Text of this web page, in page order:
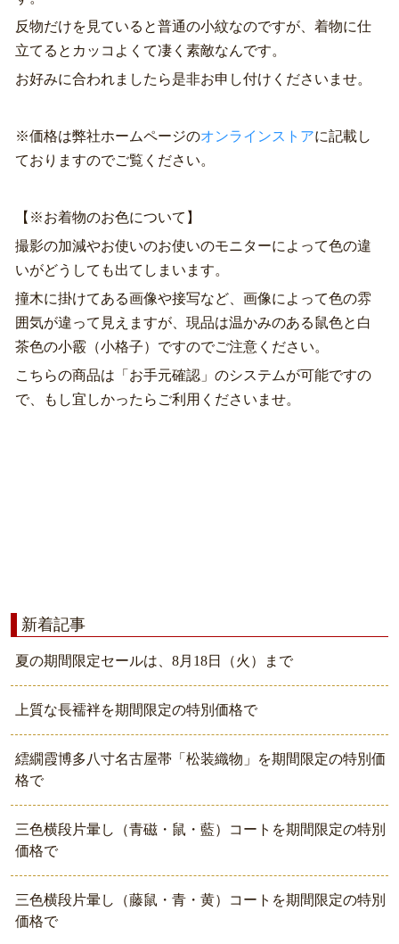
反物だけを見ていると普通の小紋なのですが、着物に仕
立てるとカッコよくて凄く素敵なんです。
お好みに合われましたら是非お申し付けくださいませ。
※価格は弊社ホームページのオンラインストアに記載し
ておりますのでご覧ください。
【※お着物のお色について】
撮影の加減やお使いのお使いのモニターによって色の違
いがどうしても出てしまいます。
撞木に掛けてある画像や接写など、画像によって色の雰
囲気が違って見えますが、現品は温かみのある鼠色と白
茶色の小霰（小格子）ですのでご注意ください。
こちらの商品は「お手元確認」のシステムが可能ですの
で、もし宜しかったらご利用くださいませ。
新着記事
夏の期間限定セールは、8月18日（火）まで
上質な長襦袢を期間限定の特別価格で
繧繝霞博多八寸名古屋帯「松装織物」を期間限定の特別価
格で
三色横段片暈し（青磁・鼠・藍）コートを期間限定の特別
価格で
三色横段片暈し（藤鼠・青・黄）コートを期間限定の特別
価格で